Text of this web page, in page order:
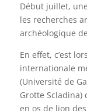
Début juillet,
les recherches
archéologique
En effet, c’est
internationale
(Université de
Grotte
en os de lion